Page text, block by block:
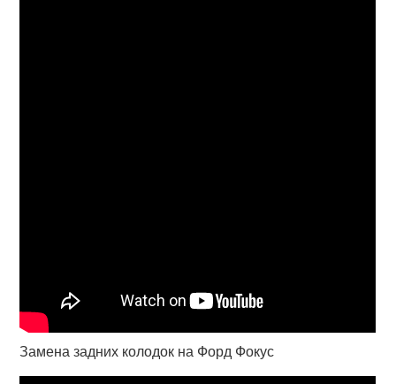
Замена задних колодок на Форд Фокус